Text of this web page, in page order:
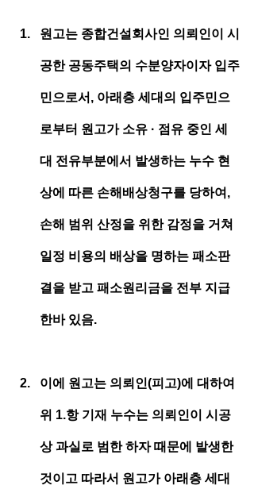
원고는 종합건설회사인 의뢰인이 시
공한 공동주택의 수분양자이자 입주
민으로서, 아래층 세대의 입주민으
로부터 원고가 소유 · 점유 중인 세
대 전유부분에서 발생하는 누수 현
상에 따른 손해배상청구를 당하여,
손해 범위 산정을 위한 감정을 거쳐
일정 비용의 배상을 명하는 패소판
결을 받고 패소원리금을 전부 지급
한바 있음.
이에 원고는 의뢰인(피고)에 대하여
위 1.항 기재 누수는 의뢰인이 시공
상 과실로 범한 하자 때문에 발생한
것이고 따라서 원고가 아래층 세대